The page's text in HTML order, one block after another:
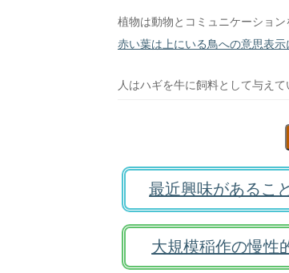
植物は動物とコミュニケーション
赤い葉は上にいる鳥への意思表示
人はハギを牛に飼料として与えて
最近興味があるこ
大規模稲作の慢性